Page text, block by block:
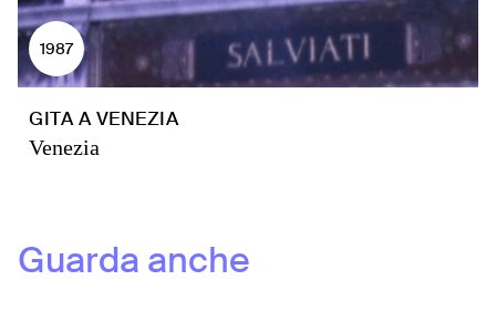
1987
GITA A VENEZIA
Venezia
Guarda anche